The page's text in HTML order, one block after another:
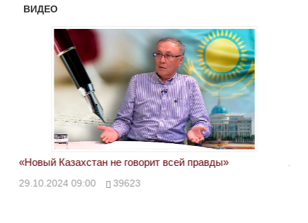
ВИДЕО
«Новый Казахстан не говорит всей правды»
29.10.2024 09:00 39623